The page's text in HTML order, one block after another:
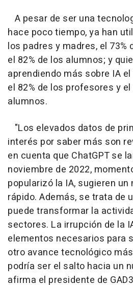
A pesar de ser una
hace poco tiempo, ya han
los padres y madres, el
el 82% de los alumnos; y
aprendiendo más sobre IA
el 82% de los profesores y el
alumnos.
"Los elevados datos de
interés por saber más son
en cuenta que ChatGPT se
noviembre de 2022,
popularizó la IA, sugieren un
rápido. Además, se trata de
puede transformar la
sectores. La irrupción de la
elementos necesarios para
otro avance tecnológico
podría ser el salto hacia un
afirma el presidente de